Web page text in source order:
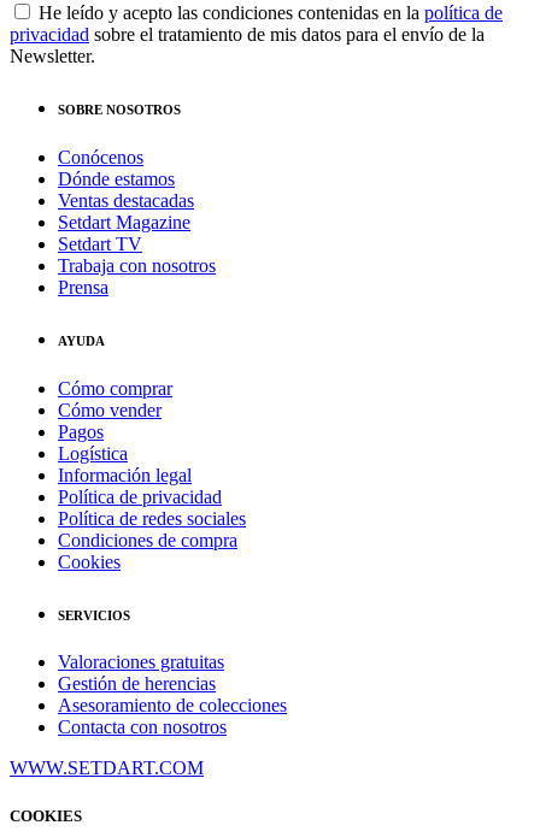
He leído y acepto las condiciones contenidas en la política de
privacidad sobre el tratamiento de mis datos para el envío de la
Newsletter.
SOBRE NOSOTROS
Conócenos
Dónde estamos
Ventas destacadas
Setdart Magazine
Setdart TV
Trabaja con nosotros
Prensa
AYUDA
Cómo comprar
Cómo vender
Pagos
Logística
Información legal
Política de privacidad
Política de redes sociales
Condiciones de compra
Cookies
SERVICIOS
Valoraciones gratuitas
Gestión de herencias
Asesoramiento de colecciones
Contacta con nosotros
WWW.SETDART.COM
COOKIES